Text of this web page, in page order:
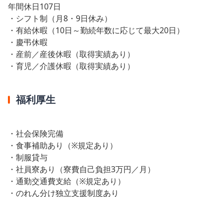
年間休日107日
・シフト制（月8・9日休み）
・有給休暇（10日～勤続年数に応じて最大20日）
・慶弔休暇
・産前／産後休暇（取得実績あり）
・育児／介護休暇（取得実績あり）
福利厚生
・社会保険完備
・食事補助あり（※規定あり）
・制服貸与
・社員寮あり（寮費自己負担3万円／月）
・通勤交通費支給（※規定あり）
・のれん分け独立支援制度あり